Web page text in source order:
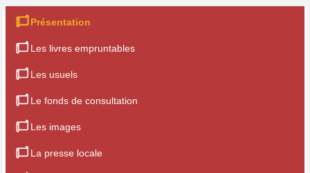
Présentation
Les livres empruntables
Les usuels
Le fonds de consultation
Les images
La presse locale